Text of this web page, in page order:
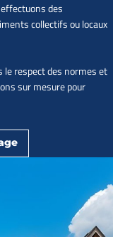
des
collectifs ou locaux
le respect des normes et
sur mesure pour